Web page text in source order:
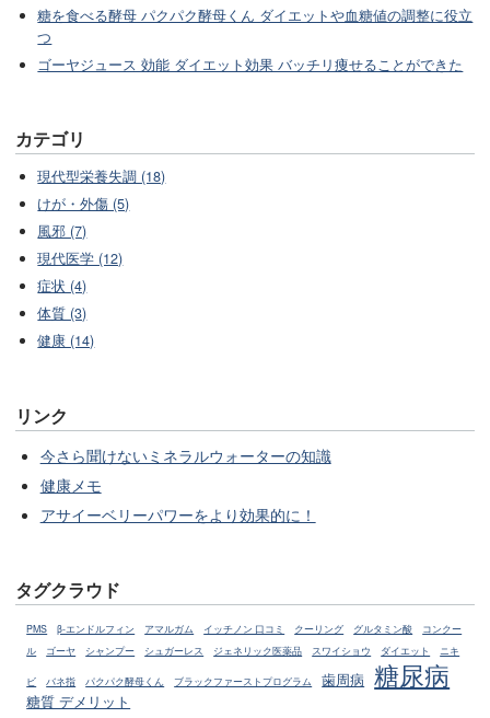
糖を食べる酵母 パクパク酵母くん ダイエットや血糖値の調整に役立
つ
ゴーヤジュース 効能 ダイエット効果 バッチリ痩せることができた
カテゴリ
現代型栄養失調 (18)
けが・外傷 (5)
風邪 (7)
現代医学 (12)
症状 (4)
体質 (3)
健康 (14)
リンク
今さら聞けないミネラルウォーターの知識
健康メモ
アサイーベリーパワーをより効果的に！
タグクラウド
PMS β-エンドルフィン アマルガム イッチノン 口コミ クーリング グルタミン酸
コンクー
ル
ゴーヤ シャンプー シュガーレス ジェネリック医薬品 スワイショウ ダイエット ニキ
ビ バネ指 パクパク酵母くん ブラックファーストプログラム 歯周病 糖尿病
糖質 デメリット